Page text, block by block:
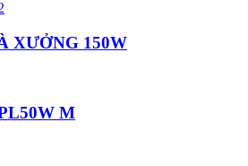
XƯỞNG 150W
M